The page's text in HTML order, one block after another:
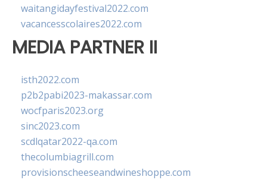
waitangidayfestival2022.com
vacancesscolaires2022.com
MEDIA PARTNER II
isth2022.com
p2b2pabi2023-makassar.com
wocfparis2023.org
sinc2023.com
scdlqatar2022-qa.com
thecolumbiagrill.com
provisionscheeseandwineshoppe.com